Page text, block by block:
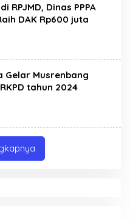
RPJMD, Dinas PPPA
DAK Rp600 juta
Gelar Musrenbang
tahun 2024